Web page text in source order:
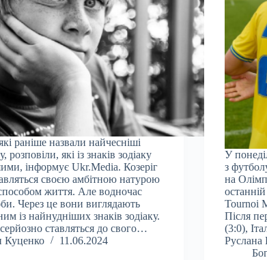
раніше назвали найчесніші
розповіли, які із знаків зодіаку
інформує Ukr.Media. Козеріг
своєю амбітною натурою
життя. Але водночас
Через це вони виглядають
із найнудніших знаків зодіаку.
ставляться до свого…
Куценко
11.06.2024
У
з
на
Tournoi
Після
(3:0),
Руслана